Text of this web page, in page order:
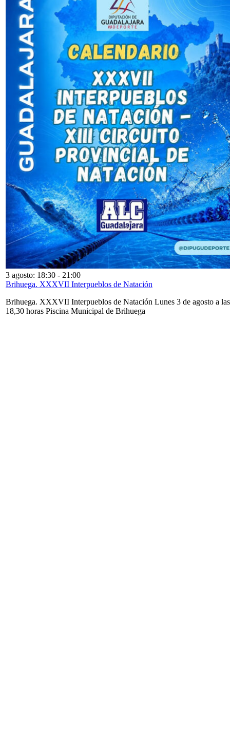
3 agosto: 18:30 - 21:00
Brihuega. XXXVII Interpueblos de Natación
Brihuega. XXXVII Interpueblos de Natación Lunes 3 de agosto a las
18,30 horas Piscina Municipal de Brihuega